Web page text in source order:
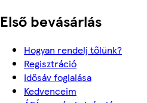
Első bevásárlás
Hogyan rendelj tőlünk?
Regisztráció
Idősáv foglalása
Kedvenceim